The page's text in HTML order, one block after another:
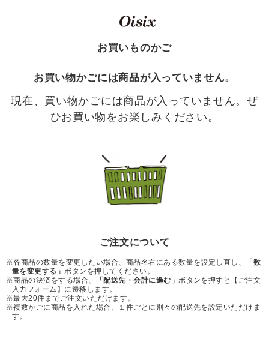
お買いものかご
お買い物かごには商品が入っていません。
現在、買い物かごには商品が入っていません。ぜ
ひお買い物をお楽しみください。
ご注文について
※各商品の数量を変更したい場合、商品名右にある数量を設定し直し、
「数
量を変更する」ボタンを押してください。
※商品の決済をする場合、
「配送先・会計に進む」ボタンを押すと【ご注文
入力フォーム】に遷移します。
※最大20件までご注文いただけます。
※複数かごに商品を入れた場合、１件ごとに別々の配送先を設定いただけま
す。